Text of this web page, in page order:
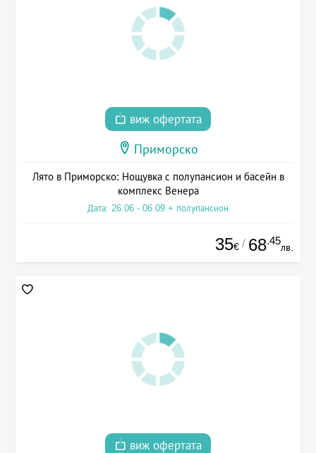
виж офертата
Приморско
Лято в Приморско: Нощувка с полупансион и басейн в
комплекс Венера
Дата: 26.06 - 06.09 + полупансион
35€ / 68.45
лв.
виж офертата